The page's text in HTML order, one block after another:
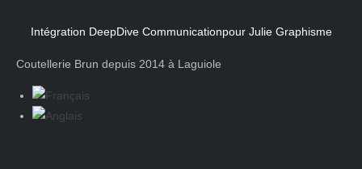
Intégration DeepDive Communicationpour Julie Graphisme
Coutellerie Brun depuis 2014 à Laguiole